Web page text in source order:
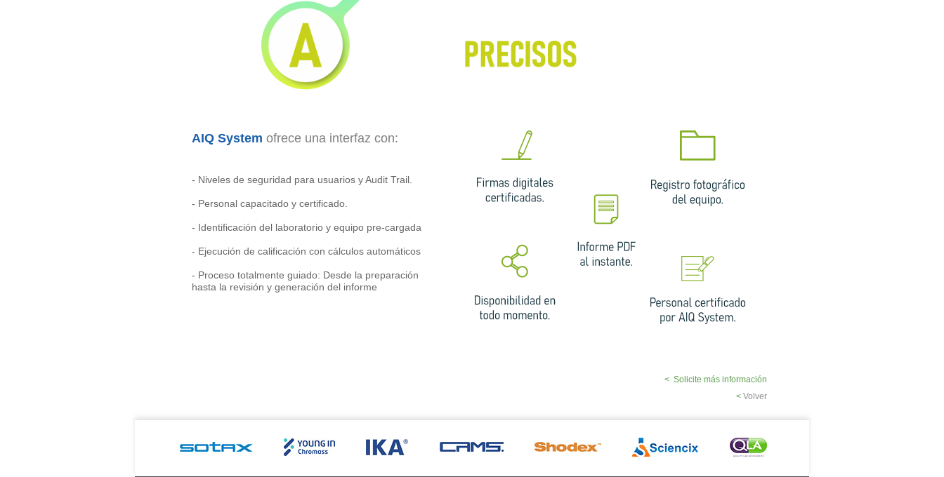
AIQ System ofrece una interfaz con:
- Niveles de seguridad para usuarios y Audit Trail.
- Personal capacitado y certificado.
- Identificación del laboratorio y equipo pre-cargada
- Ejecución de calificación con cálculos automáticos
- Proceso totalmente guiado: Desde la preparación
hasta la revisión y generación del informe
< Solicite más información
<Volver